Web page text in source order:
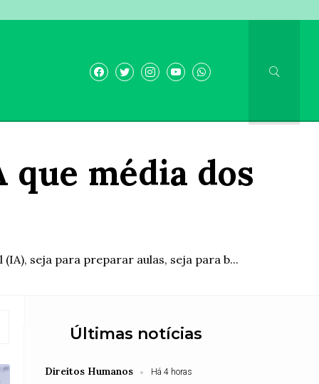
média dos
seja para preparar aulas, seja para b...
Últimas notícias
Direitos Humanos Há 4 horas